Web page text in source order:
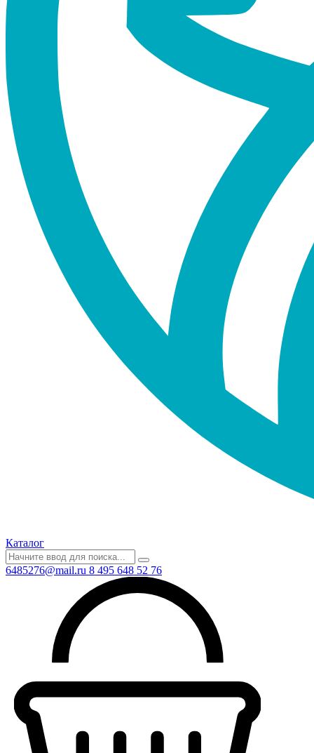
Каталог
6485276@mail.ru 8 495 648 52 76